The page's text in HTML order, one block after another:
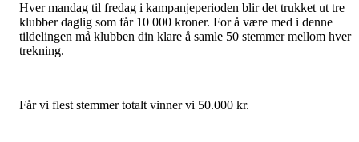
Hver mandag til fredag i kampanjeperioden blir det trukket ut tre
klubber daglig som får 10 000 kroner. For å være med i denne
tildelingen må klubben din klare å samle 50 stemmer mellom hver
trekning.
Får vi flest stemmer totalt vinner vi 50.000 kr.